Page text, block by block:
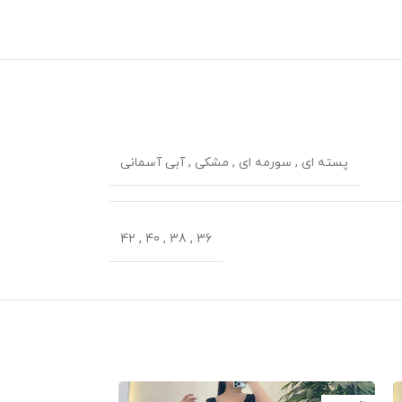
پسته ای , سورمه ای , مشکی ,آبی آسمانی
36
,
38
,
40
,
42